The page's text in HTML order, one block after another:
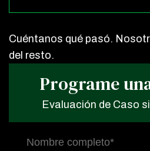
Cuéntanos qué pasó.
del resto.
Programe
Evaluación de Caso
Nombre